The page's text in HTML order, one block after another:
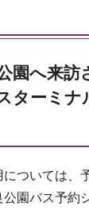
園へ来訪
ターミナ
ついては、
園バス予約